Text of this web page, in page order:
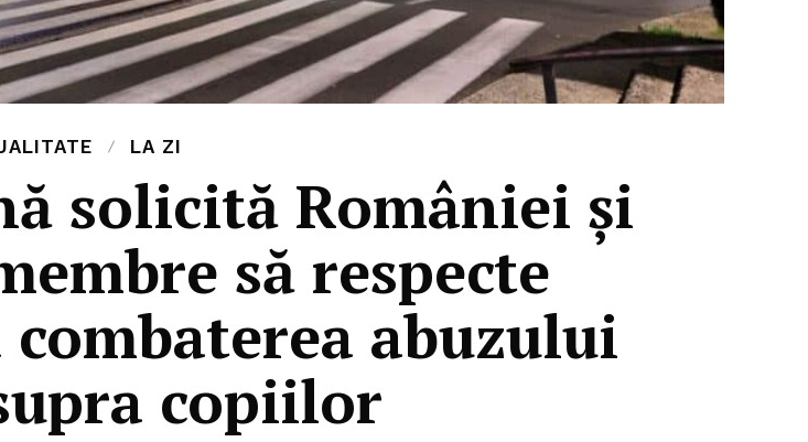
LA ZI
solicită României și
să respecte
abuzului
copiilor